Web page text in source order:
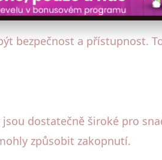
bezpečnost a přístupnost.
dostatečně široké pro
způsobit zakopnutí.